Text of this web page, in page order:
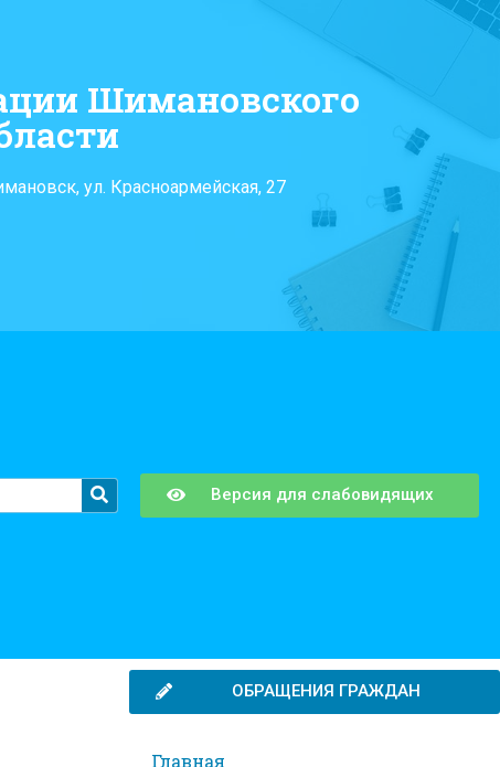
Шимановского
ул. Красноармейская, 27
Версия для слабовидящих
ОБРАЩЕНИЯ ГРАЖДАН
Главная